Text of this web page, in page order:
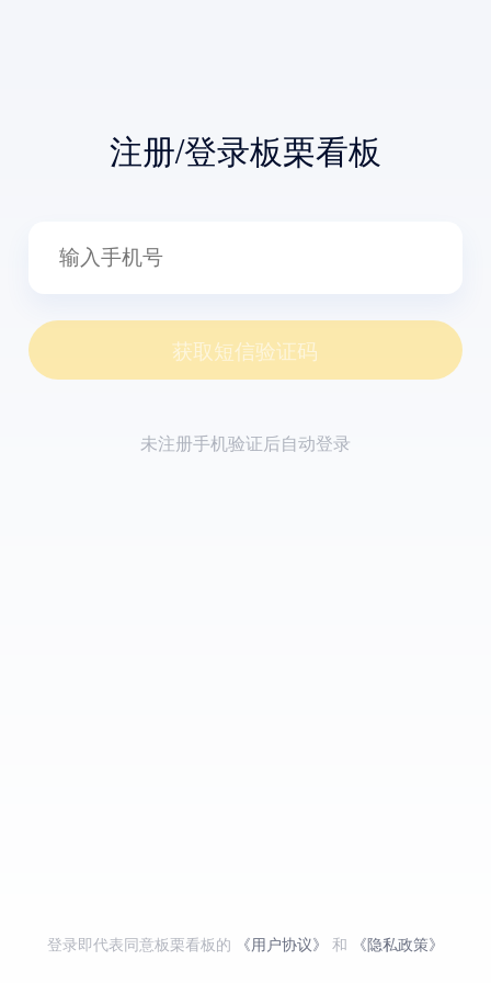
注册/登录板栗看板
获取短信验证码
未注册手机验证后自动登录
登录即代表同意板栗看板的 《用户协议》 和 《隐私政策》